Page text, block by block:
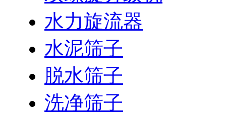
水力旋流器
水泥筛子
脱水筛子
洗净筛子